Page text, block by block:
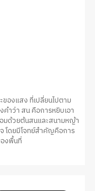
องแสง ที่เปลี่ยนไปตาม
คําว่า สน คือการหยิบเอา
มด้วยต้นสนและสนามหญ้า
โดยมีโจทย์สําคัญคือการ
งพื้นที่